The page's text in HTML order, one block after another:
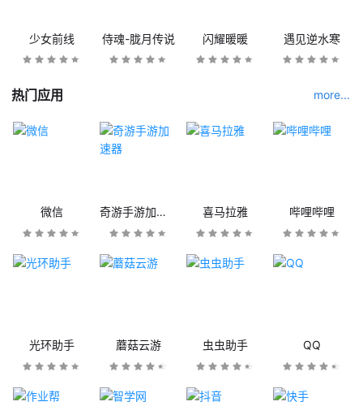
少女前线 侍魂-胧月传说 闪耀暖暖 遇见逆水寒
热门应用 more...
微信 奇游手游加速器 喜马拉雅 哔哩哔哩
光环助手 蘑菇云游 虫虫助手 QQ